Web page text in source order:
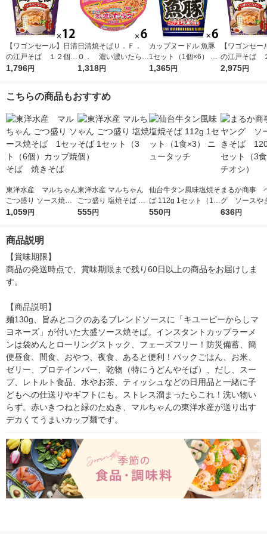
【ワゴンセール】日清
の江戸そば １２個
日清食品
1,796円
日清焼そばＵ．Ｆ．
Ｏ． 濃い濃いたらこ
6個 日清食品
1,318円
カップヌードル 魚豚
1セット（1個×6） 日
清食品
1,365円
【ワゴンセー
の江戸そば
日清食品
2,975円
こちらの商品もおすすめ
東洋水産 マルちゃん
ごつ盛り ソース焼そ
ば 1セット（6個）
1,059円
東洋水産 マルちゃん
ごつ盛り 塩焼そば 1
セット（3個）
555円
仙台牛タン風味塩焼そ
ば 112g 1セット（1食
×3） ニュータッチ
550円
まるか商事
グ ソース
120g 1セッ
636円
商品説明
【賞味期限】
商品の発送時点で、賞味期限まで残り60日以上の商品をお届けしま
す。
【商品説明】
麺130g、旨みとコクのあるブレンドソースに「キユーピーからしマ
ヨネーズ」が付いた大盛ソース焼そば。インスタントカップラーメ
ンは袋めんとローリングストック、フェーズフリー！防災備蓄、簡
便昼食、間食、おやつ、夜食、あると便利！パックごはん、お米、
ゼリー、プロテインバー、乾物（特にうどんやそば）、だし、スー
プ、レトルト食品、水やお茶、ティッシュなどの日用品と一緒に子
どもへの仕送りやギフトにも。ストレス溜まったらこれ！洗い物い
らず。赤いきつねと緑のたぬき、マルちゃんの東洋水産が送り出す
デカくてうまいカップ麺です。